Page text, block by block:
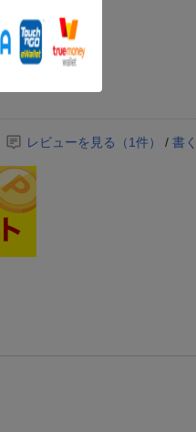
レビューを見る（1件） / 書く